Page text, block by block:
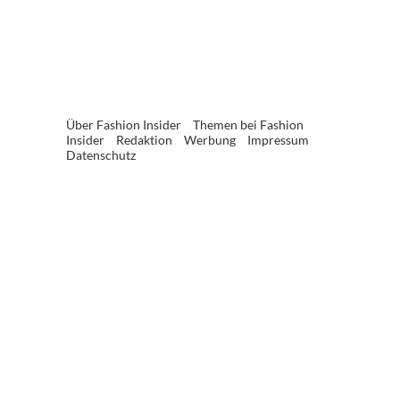
Über Fashion Insider
Themen bei Fashion
Insider
Redaktion Werbung
Impressum
Datenschutz